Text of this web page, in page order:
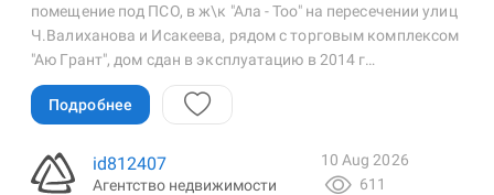
помещение под ПСО, в ж\к "Ала - Тоо" на пересечении улиц
Ч.Валиханова и Исакеева, рядом с торговым комплексом
"Аю Грант", дом сдан в эксплуатацию в 2014 г…
Подробнее
id812407
Агентство недвижимости
10 Aug 2026
611